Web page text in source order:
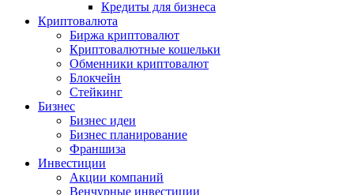
Кредиты для бизнеса
Криптовалюта
Биржа криптовалют
Криптовалютные кошельки
Обменники криптовалют
Блокчейн
Стейкинг
Бизнес
Бизнес идеи
Бизнес планирование
Франшиза
Инвестиции
Акции компаний
Венчурные инвестиции